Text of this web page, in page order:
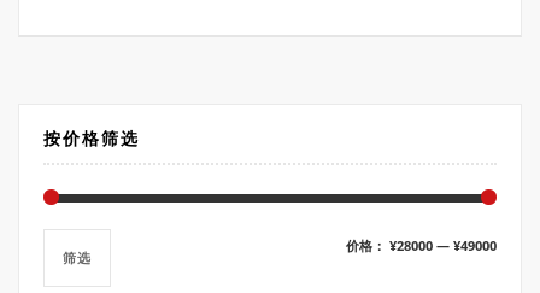
按价格筛选
最最
筛选
价格： ¥28000 — ¥49000